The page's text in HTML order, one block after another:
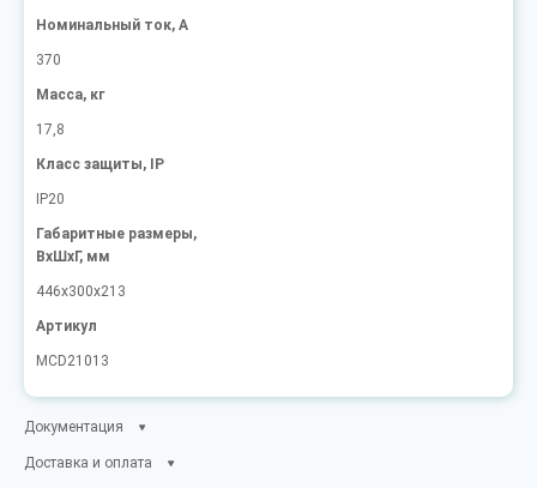
Номинальный ток, А
370
Масса, кг
17,8
Класс защиты, IP
IP20
Габаритные размеры,
ВxШxГ, мм
446x300x213
Артикул
MCD21013
Документация
Доставка и оплата